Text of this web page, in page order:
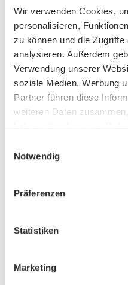
Wir verwenden Cookies,
personalisieren,
zu können und die
analysieren. Außerdem
Verwendung unserer
soziale Medien, Werbung
Partner führen diese
weiteren Daten
Notwendig
Präferenzen
Statistiken
Marketing